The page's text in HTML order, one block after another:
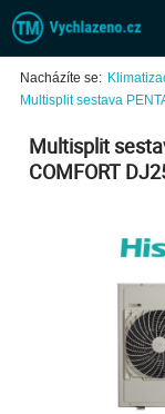
Nacházíte se:
Multisplit sestava
Multisplit
COMFORT